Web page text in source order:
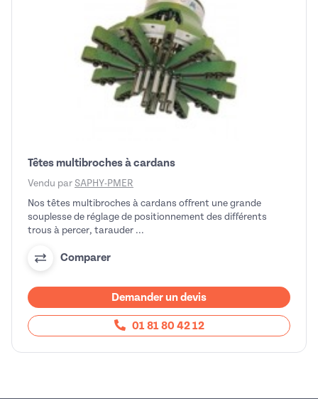
Têtes multibroches à cardans
Vendu par SAPHY-PMER
Nos têtes multibroches à cardans offrent une grande
souplesse de réglage de positionnement des différents
trous à percer, tarauder ...
Comparer
Demander un devis
01 81 80 42 12